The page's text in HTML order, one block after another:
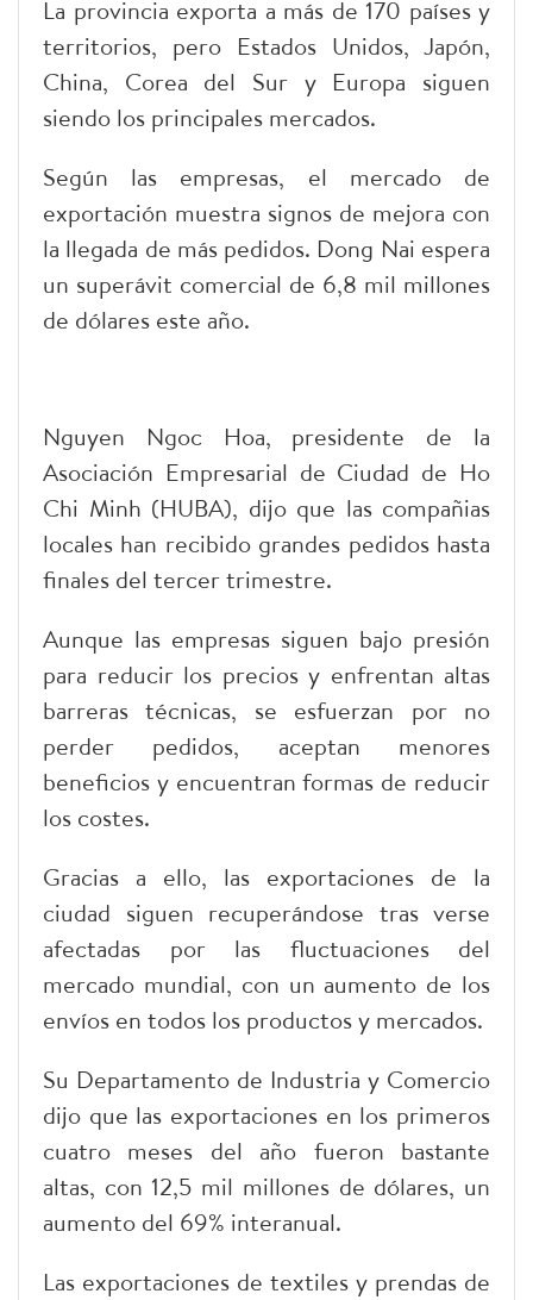
La provincia exporta a más de 170 países y
territorios, pero Estados Unidos, Japón,
China, Corea del Sur y Europa siguen
siendo los principales mercados.
Según las empresas, el mercado de
exportación muestra signos de mejora con
la llegada de más pedidos. Dong Nai espera
un superávit comercial de 6,8 mil millones
de dólares este año.
Nguyen Ngoc Hoa, presidente de la
Asociación Empresarial de Ciudad de Ho
Chi Minh (HUBA), dijo que las compañias
locales han recibido grandes pedidos hasta
finales del tercer trimestre.
Aunque las empresas siguen bajo presión
para reducir los precios y enfrentan altas
barreras técnicas, se esfuerzan por no
perder pedidos, aceptan menores
beneficios y encuentran formas de reducir
los costes.
Gracias a ello, las exportaciones de la
ciudad siguen recuperándose tras verse
afectadas por las fluctuaciones del
mercado mundial, con un aumento de los
envíos en todos los productos y mercados.
Su Departamento de Industria y Comercio
dijo que las exportaciones en los primeros
cuatro meses del año fueron bastante
altas, con 12,5 mil millones de dólares, un
aumento del 69% interanual.
Las exportaciones de textiles y prendas de